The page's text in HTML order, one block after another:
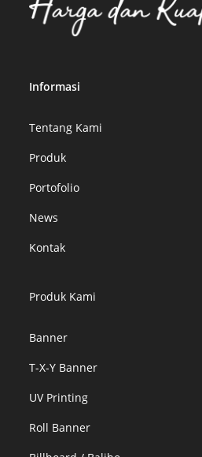
Informasi
Tentang Kami
Produk
Portofolio
News
Kontak
Produk Kami
Banner
T-X-Y Banner
UV Printing
Roll Banner